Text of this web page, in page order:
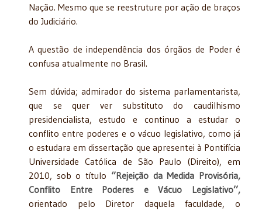
Nação. Mesmo que se reestruture por ação de braços
do Judiciário.
A questão de independência dos órgãos de Poder é
confusa atualmente no Brasil.
Sem dúvida; admirador do sistema parlamentarista,
que se quer ver substituto do caudilhismo
presidencialista, estudo e continuo a estudar o
conflito entre poderes e o vácuo legislativo, como já
o estudara em dissertação que apresentei à Pontifícia
Universidade Católica de São Paulo (Direito), em
2010, sob o título ‘’Rejeição da Medida Provisória,
Conflito Entre Poderes e Vácuo Legislativo’’,
orientado pelo Diretor daquela faculdade, o